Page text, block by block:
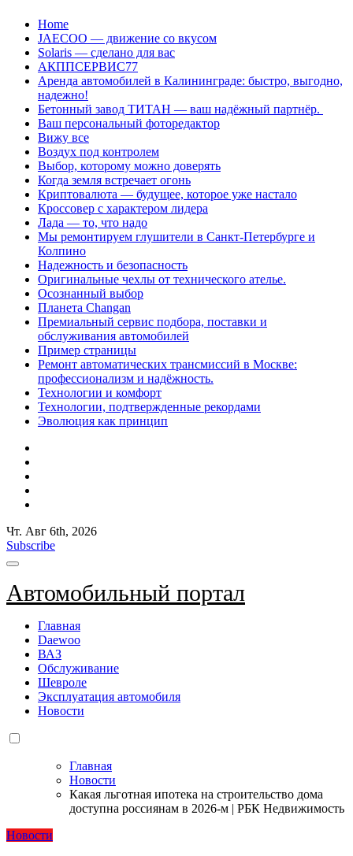
Перейти
содержанию
Home
JAECOO — движение со вкусом
Solaris — сделано для вас
АКППСЕРВИС77
Аренда автомобилей в Калининграде: быстро, выгодно,
надежно!
Бетонный завод ТИТАН — ваш надёжный партнёр.
Ваш персональный фоторедактор
Вижу все
Воздух под контролем
Выбор, которому можно доверять
Когда земля встречает огонь
Криптовалюта — будущее, которое уже настало
Кроссовер с характером лидера
Лада — то, что надо
Мы ремонтируем глушители в Санкт-Петербурге и
Колпино
Надежность и безопасность
Оригинальные чехлы от технического ателье.
Осознанный выбор
Планета Changan
Премиальный сервис подбора, поставки и
обслуживания автомобилей
Пример страницы
Ремонт автоматических трансмиссий в Москве:
профессионализм и надёжность.
Технологии и комфорт
Технологии, подтвержденные рекордами
Эволюция как принцип
Чт. Авг 6th, 2026
Subscribe
Автомобильный портал
Главная
Daewoo
ВАЗ
Обслуживание
Шевроле
Эксплуатация автомобиля
Новости
Главная
Новости
Какая льготная ипотека на строительство дома
доступна россиянам в 2026-м | РБК Недвижимость
Новости